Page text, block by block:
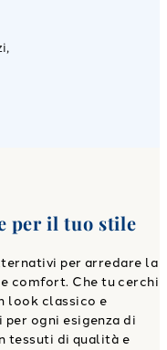
per il tuo stile
per arredare la
comfort. Che tu cerchi
look classico e
ogni esigenza di
tessuti di qualità e